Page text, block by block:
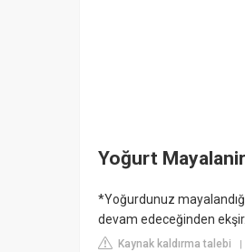
Yoğurt
*Yoğurdunuz
devam edeceğinden
Kaynak kaldırma talebi